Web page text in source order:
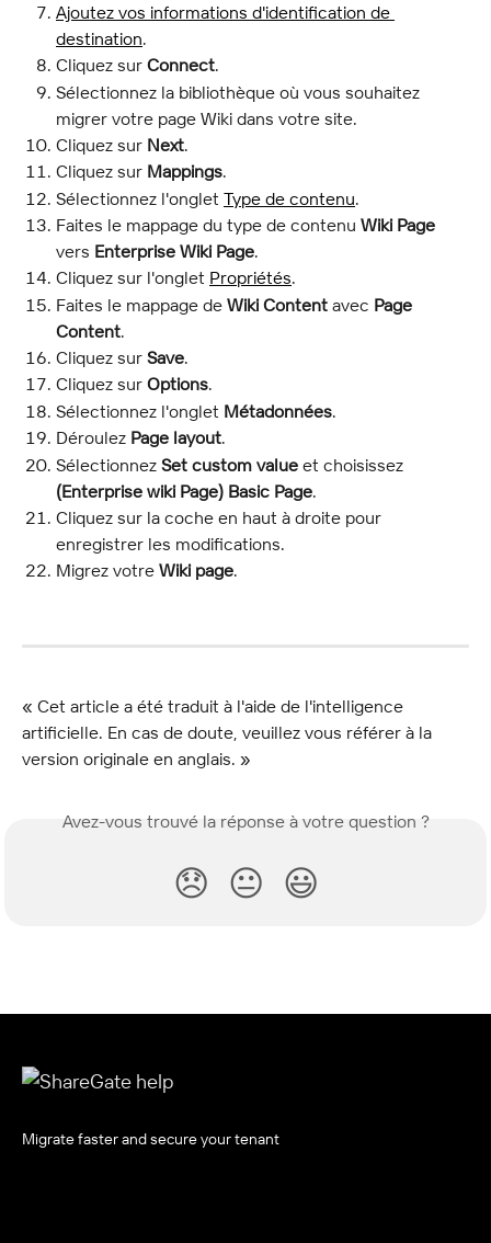
Ajoutez vos informations d'identification de
destination.
Cliquez sur Connect.
Sélectionnez la bibliothèque où vous souhaitez
migrer votre page Wiki dans votre site.
Cliquez sur Next.
Cliquez sur Mappings.
Sélectionnez l'onglet Type de contenu.
Faites le mappage du type de contenu Wiki Page
vers Enterprise Wiki Page.
Cliquez sur l'onglet Propriétés.
Faites le mappage de Wiki Content avec Page
Content.
Cliquez sur Save.
Cliquez sur Options.
Sélectionnez l'onglet Métadonnées.
Déroulez Page layout.
Sélectionnez Set custom value et choisissez
(Enterprise wiki Page) Basic Page.
Cliquez sur la coche en haut à droite pour
enregistrer les modifications.
Migrez votre Wiki page.
« Cet article a été traduit à l'aide de l'intelligence
artificielle. En cas de doute, veuillez vous référer à la
version originale en anglais. »
Avez-vous trouvé la réponse à votre question ?
😞 😐 😃
Migrate faster and secure your tenant